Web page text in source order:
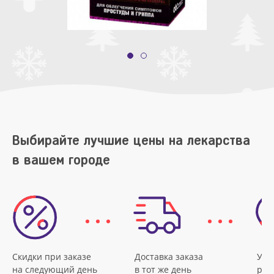
Выбирайте лучшие цены на лекарства
в вашем городе
Скидки при заказе
на следующий день
Доставка заказа
в тот же день